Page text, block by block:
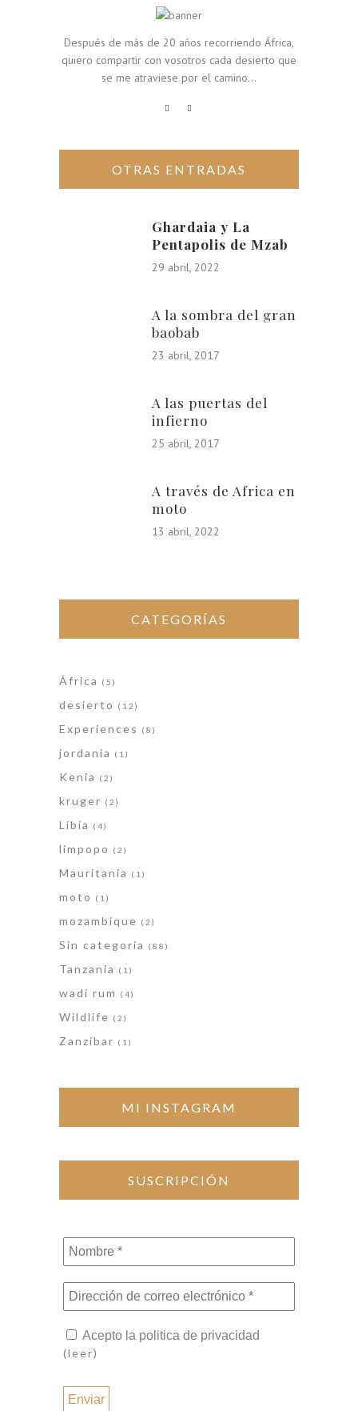
Después de más de 20 años recorriendo África,
quiero compartir con vosotros cada desierto que
se me atraviese por el camino...
OTRAS ENTRADAS
Ghardaia y La
Pentapolis de Mzab
29 abril, 2022
A la sombra del gran
baobab
23 abril, 2017
A las puertas del
infierno
25 abril, 2017
A través de Africa en
moto
13 abril, 2022
CATEGORÍAS
África (5)
desierto (12)
Experiences (8)
jordania (1)
Kenia (2)
kruger (2)
Libia (4)
limpopo (2)
Mauritania (1)
moto (1)
mozambique (2)
Sin categoría (88)
Tanzania (1)
wadi rum (4)
Wildlife (2)
Zanzibar (1)
MI INSTAGRAM
SUSCRIPCIÓN
Nombre
*
Dirección
de
electrónico
*
Acepto la politica de privacidad
(leer)